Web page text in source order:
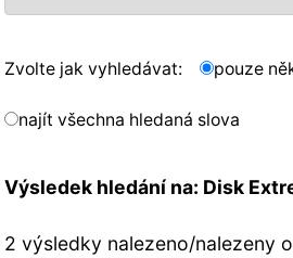
Zvolte jak vyhledávat: pouze
najít všechna hledaná slova
Výsledek hledání na: Disk
2 výsledky nalezeno/nalezeny